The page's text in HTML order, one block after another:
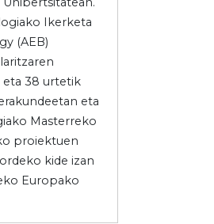
Ikerketa
(AEB)
38 urtetik
eta
Masterreko
proiektuen
kide izan
Europako